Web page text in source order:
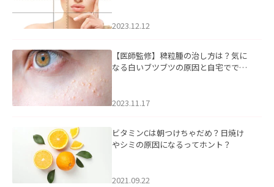
2023.12.12
【医師監修】稗粒腫の治し方は？気に
なる白いブツブツの原因と自宅ででき
2023.11.17
ビタミンCは朝つけちゃだめ？日焼け
やシミの原因になるってホント？
2021.09.22